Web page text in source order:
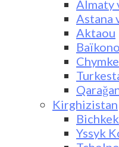
Almaty
Astana
Aktaou
Kirghizistan
Bichkek
Yssyk